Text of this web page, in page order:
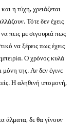
η τύχη, χρειάζεται
Τότε δεν έχεις
πεις με σιγουριά πως
να ξέρεις πως έχεις
Ο χρόνος κυλά
της. Αν δεν έγινε
Η αληθινή υπομονή,
άλματα, δε θα γίνουν